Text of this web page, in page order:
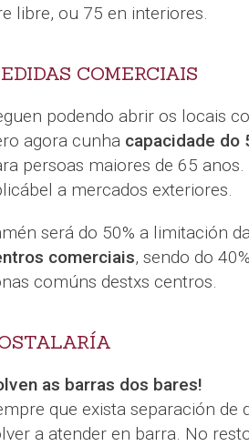
libre, ou 75 en interiores.
COMERCIAIS
podendo abrir os locais
agora cunhacapacidade do
persoas maiores de 65
a mercados exteriores.
será do 50% a limitación
comerciais, sendo do
comúns destxs centros.
as barras dos bares!
que exista separación
a atender en barra. No